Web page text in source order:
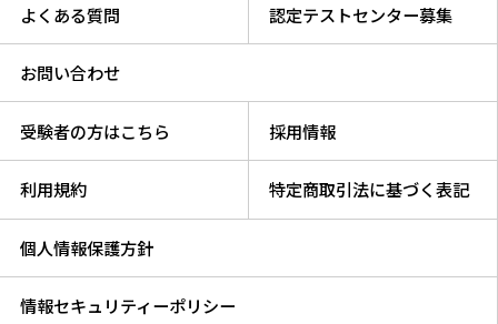
よくある質問 認定テストセンター募集
お問い合わせ
受験者の方はこちら 採用情報
利用規約 特定商取引法に基づく表記
個人情報保護方針
情報セキュリティーポリシー